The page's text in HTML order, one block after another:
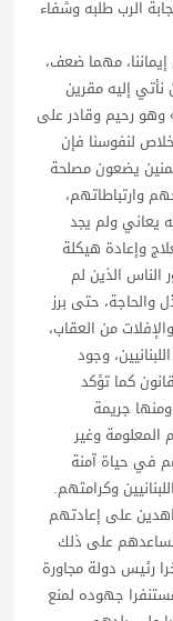
الرب طلبه وشفاء
إيماننا، مهما ضعف،
إليه مقرين
وهو رحيم وقادر على
لنفوسنا فإن
يضعون مصلحة
وارتباطاتهم،
يعاني ولم يجد
وإعادة هيكلة
الناس الذين لم
حتى برز
من العقاب،
وجود
كما تؤكد
ومنها جريمة
المعلومة وغير
في حياة آمنة
وكرامتهم.
على إعادتهم
على ذلك
رئيس دولة مجاورة
جهوده لمنع